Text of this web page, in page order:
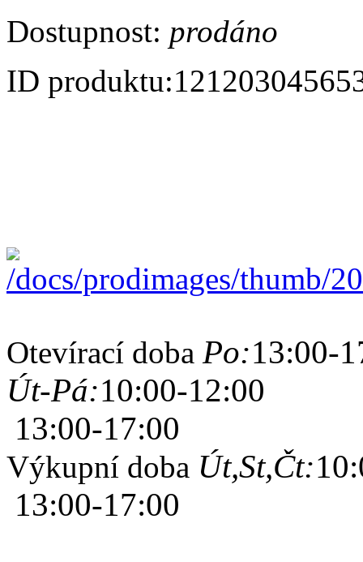
Dostupnost: prodáno
ID produktu:
Otevírací doba Po:13:00-
Út-Pá:10:00-12:00
13:00-17:00
Výkupní doba Út,St,Čt:
13:00-17:00